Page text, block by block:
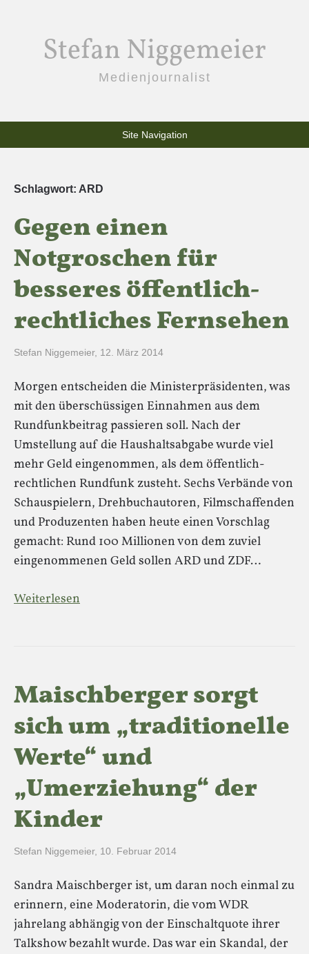
Stefan Niggemeier
Medienjournalist
Site Navigation
Schlagwort: ARD
Gegen einen
Notgroschen für
besseres öffentlich-
rechtliches Fernsehen
Stefan Niggemeier, 12. März 2014
Morgen entscheiden die Ministerpräsidenten, was
mit den überschüssigen Einnahmen aus dem
Rundfunkbeitrag passieren soll. Nach der
Umstellung auf die Haushaltsabgabe wurde viel
mehr Geld eingenommen, als dem öffentlich-
rechtlichen Rundfunk zusteht. Sechs Verbände von
Schauspielern, Drehbuchautoren, Filmschaffenden
und Produzenten haben heute einen Vorschlag
gemacht: Rund 100 Millionen von dem zuviel
eingenommenen Geld sollen ARD und ZDF…
Weiterlesen
Maischberger sorgt
sich um „traditionelle
Werte“ und
„Umerziehung“ der
Kinder
Stefan Niggemeier, 10. Februar 2014
Sandra Maischberger ist, um daran noch einmal zu
erinnern, eine Moderatorin, die vom WDR
jahrelang abhängig von der Einschaltquote ihrer
Talkshow bezahlt wurde. Das war ein Skandal, der